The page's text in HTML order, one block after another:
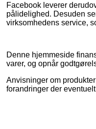
Facebook leverer
pålidelighed. Desuden
virksomhedens service,
Denne hjemmeside
varer, og opnår
Anvisninger om
forandringer der